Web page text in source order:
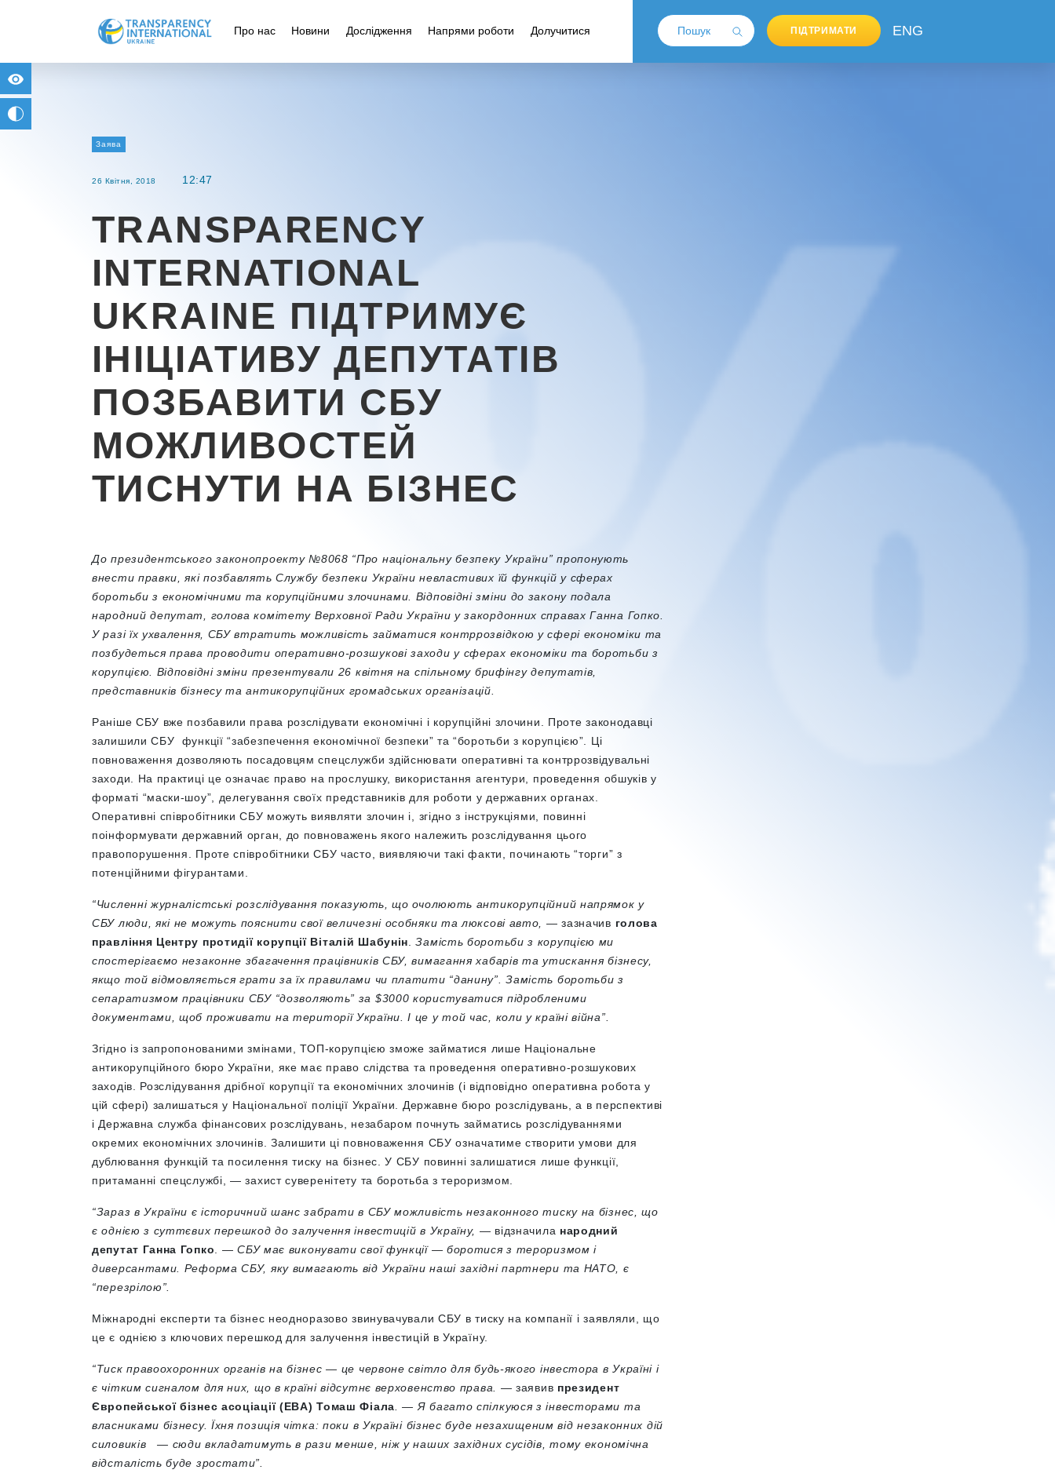
Про нас Новини Дослідження Напрями роботи Долучитися ПІДТРИМАТИ ENG
Заява
26 Квітня, 2018 12:47
TRANSPARENCY
INTERNATIONAL
UKRAINE ПІДТРИМУЄ
ІНІЦІАТИВУ ДЕПУТАТІВ
ПОЗБАВИТИ СБУ
МОЖЛИВОСТЕЙ
ТИСНУТИ НА БІЗНЕС
До президентського законопроекту №8068 “Про національну безпеку України” пропонують
внести правки, які позбавлять Службу безпеки України невластивих їй функцій у сферах
боротьби з економічними та корупційними злочинами. Відповідні зміни до закону подала
народний депутат, голова комітету Верховної Ради України у закордонних справах Ганна Гопко.
У разі їх ухвалення, СБУ втратить можливість займатися контррозвідкою у сфері економіки та
позбудеться права проводити оперативно-розшукові заходи у сферах економіки та боротьби з
корупцією. Відповідні зміни презентували 26 квітня на спільному брифінгу депутатів,
представників бізнесу та антикорупційних громадських організацій.
Раніше СБУ вже позбавили права розслідувати економічні і корупційні злочини. Проте законодавці
залишили СБУ функції “забезпечення економічної безпеки” та “боротьби з корупцією”. Ці
повноваження дозволяють посадовцям спецслужби здійснювати оперативні та контррозвідувальні
заходи. На практиці це означає право на прослушку, використання агентури, проведення обшуків у
форматі “маски-шоу”, делегування своїх представників для роботи у державних органах.
Оперативні співробітники СБУ можуть виявляти злочин і, згідно з інструкціями, повинні
поінформувати державний орган, до повноважень якого належить розслідування цього
правопорушення. Проте співробітники СБУ часто, виявляючи такі факти, починають “торги” з
потенційними фігурантами.
“Численні журналістські розслідування показують, що очолюють антикорупційний напрямок у
СБУ люди, які не можуть пояснити свої величезні особняки та люксові авто, — зазначив голова
правління Центру протидії корупції Віталій Шабунін .Замість боротьби з корупцією ми
спостерігаємо незаконне збагачення працівників СБУ, вимагання хабарів та утискання бізнесу,
якщо той відмовляється грати за їх правилами чи платити “данину”. Замість боротьби з
сепаратизмом працівники СБУ “дозволяють” за $3000 користуватися підробленими
документами, щоб проживати на території України. І це у той час, коли у країні війна”.
Згідно із запропонованими змінами, ТОП-корупцією зможе займатися лише Національне
антикорупційного бюро України, яке має право слідства та проведення оперативно-розшукових
заходів. Розслідування дрібної корупції та економічних злочинів (і відповідно оперативна робота у
цій сфері) залишаться у Національної поліції України. Державне бюро розслідувань, а в перспективі
і Державна служба фінансових розслідувань, незабаром почнуть займатись розслідуваннями
окремих економічних злочинів. Залишити ці повноваження СБУ означатиме створити умови для
дублювання функцій та посилення тиску на бізнес. У СБУ повинні залишатися лише функції,
притаманні спецслужбі, — захист суверенітету та боротьба з тероризмом.
“Зараз в України є історичний шанс забрати в СБУ можливість незаконного тиску на бізнес, що
є однією з суттєвих перешкод до залучення інвестицій в Україну, — відзначила народний
депутат Ганна Гопко . — СБУ має виконувати свої функції — боротися з тероризмом і
диверсантами. Реформа СБУ, яку вимагають від України наші західні партнери та НАТО, є
“перезрілою”.
Міжнародні експерти та бізнес неодноразово звинувачували СБУ в тиску на компанії і заявляли, що
це є однією з ключових перешкод для залучення інвестицій в Україну.
“Тиск правоохоронних органів на бізнес — це червоне світло для будь-якого інвестора в Україні і
є чітким сигналом для них, що в країні відсутнє верховенство права. —заявив президент
Європейської бізнес асоціації (EBA) Томаш Фіала . — Я багато спілкуюся з інвесторами та
власниками бізнесу. Їхня позиція чітка: поки в Україні бізнес буде незахищеним від незаконних дій
силовиків — сюди вкладатимуть в рази менше, ніж у наших західних сусідів, тому економічна
відсталість буде зростати”.